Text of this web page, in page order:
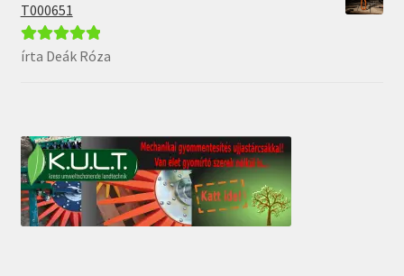
T000651
Értékelés: 5/
írta Deák Róza